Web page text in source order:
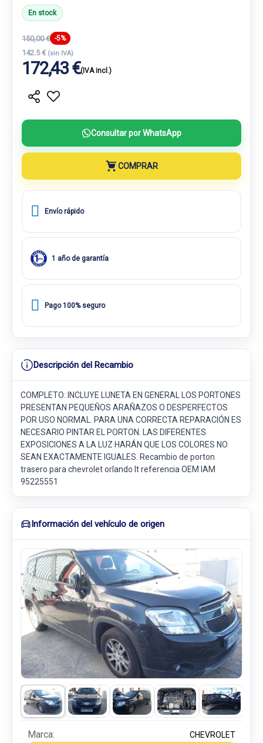
En stock
150,00 € -5%
142.5 € (sin IVA)
172,43 €(IVA incl.)
Consultar por WhatsApp
COMPRAR
Envío rápido
1 año de garantía
Pago 100% seguro
Descripción del Recambio
COMPLETO: INCLUYE LUNETA EN GENERAL LOS PORTONES
PRESENTAN PEQUEÑOS ARAÑAZOS O DESPERFECTOS
POR USO NORMAL. PARA UNA CORRECTA REPARACIÓN ES
NECESARIO PINTAR EL PORTON. LAS DIFERENTES
EXPOSICIONES A LA LUZ HARÁN QUE LOS COLORES NO
SEAN EXACTAMENTE IGUALES. Recambio de porton
trasero para chevrolet orlando lt referencia OEM IAM
95225551
Información del vehículo de origen
Marca: CHEVROLET